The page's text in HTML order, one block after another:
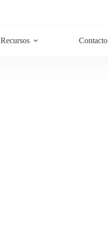
Recursos Contacto